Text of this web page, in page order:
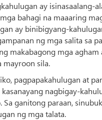
ay isinasaalang-
bahagi na maaaring
ay binibigyang-
ng mga salita sa
makabagong mga
mayroon sila.
pagpapakahulugan at
nagbigay-
ganitong paraan,
ng mga talata.